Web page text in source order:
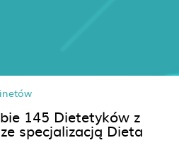
145 Dietetyków z
specjalizacją Dieta